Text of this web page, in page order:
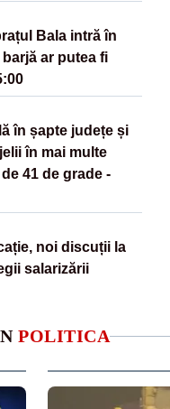
Bala intră în
ar putea fi
în șapte județe și
în mai multe
41 de grade -
noi discuții la
salarizării
POLITICA